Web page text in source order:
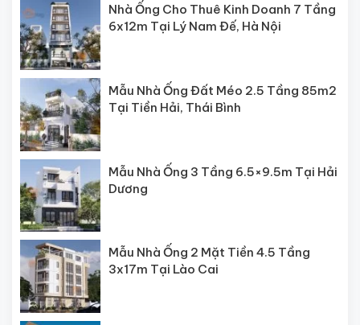
Nhà Ống Cho Thuê Kinh Doanh 7 Tầng
6x12m Tại Lý Nam Đế, Hà Nội
Mẫu Nhà Ống Đất Méo 2.5 Tầng 85m2
Tại Tiền Hải, Thái Bình
Mẫu Nhà Ống 3 Tầng 6.5×9.5m Tại Hải
Dương
Mẫu Nhà Ống 2 Mặt Tiền 4.5 Tầng
3x17m Tại Lào Cai